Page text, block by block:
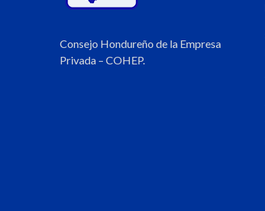
Consejo Hondureño de la Empresa
Privada – COHEP.